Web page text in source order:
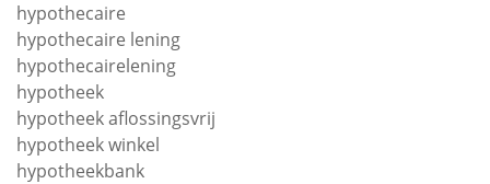
hypothecaire
hypothecaire lening
hypothecairelening
hypotheek
hypotheek aflossingsvrij
hypotheek winkel
hypotheekbank